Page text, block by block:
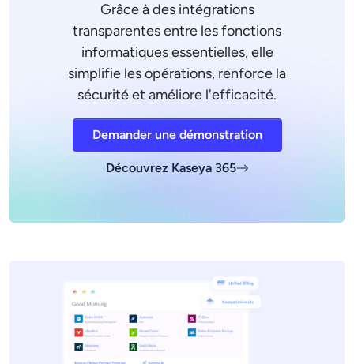
Grâce à des intégrations
transparentes entre les fonctions
informatiques essentielles, elle
simplifie les opérations, renforce la
sécurité et améliore l'efficacité.
Demander une démonstration
Découvrez Kaseya 365